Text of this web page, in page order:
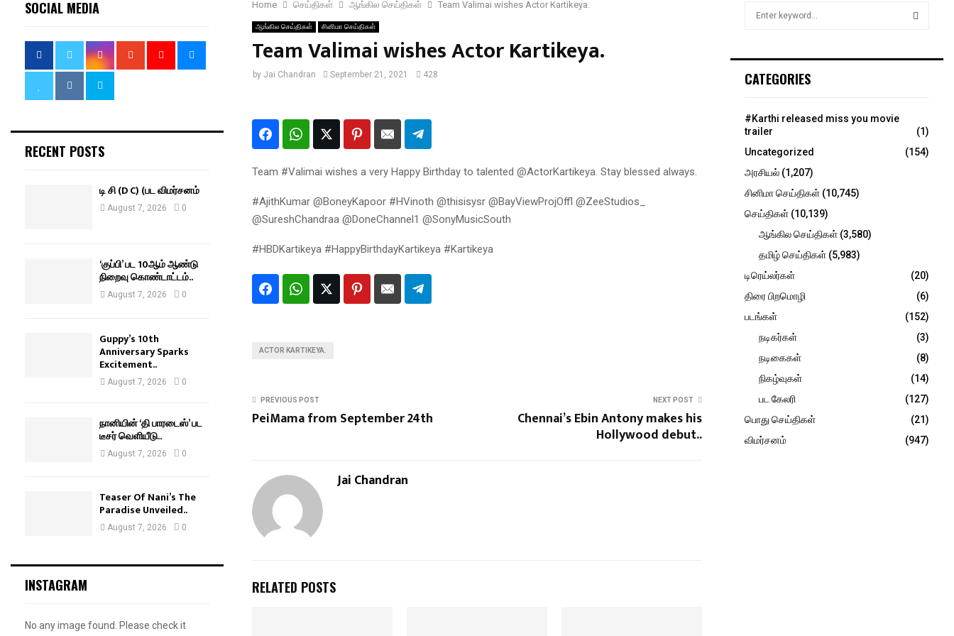
Home செய்திகள் ஆங்கில செய்திகள் Team Valimai wishes Actor Kartikeya.
ஆங்கில செய்திகள் சினிமா செய்திகள்
Team Valimai wishes Actor Kartikeya.
by Jai Chandran September 21, 2021 428
Team #Valimai wishes a very Happy Birthday to talented @ActorKartikeya. Stay blessed always.
#AjithKumar @BoneyKapoor #HVinoth @thisisysr @BayViewProjOffl @ZeeStudios_
@SureshChandraa @DoneChannel1 @SonyMusicSouth
#HBDKartikeya #HappyBirthdayKartikeya #Kartikeya
ACTOR KARTIKEYA.
PREVIOUS POST
PeiMama from September 24th
NEXT POST
Chennai’s Ebin Antony makes his
Hollywood debut..
Jai Chandran
RELATED POSTS
SOCIAL MEDIA
RECENT POSTS
டி சி (D C) (பட விமர்சனம்
August 7, 2026 0
‘குப்பி’ பட 10ஆம் ஆண்டு
நிறைவு கொண்டாட்டம்..
August 7, 2026 0
Guppy’s 10th
Anniversary Sparks
Excitement..
August 7, 2026 0
நானியின் ‘தி பாரடைஸ்’ பட
டீசர் வெளியீடு..
August 7, 2026 0
Teaser Of Nani’s The
Paradise Unveiled..
August 7, 2026 0
INSTAGRAM
No any image found. Please check it
h
o
r
R
C
CATEGORIES
#Karthi released miss you movie
trailer
(1)
Uncategorized
(154)
அரசியல் (1,207)
சினிமா செய்திகள் (10,745)
செய்திகள் (10,139)
ஆங்கில செய்திகள் (3,580)
தமிழ் செய்திகள் (5,983)
டிரெய்லர்கள்
(20)
திரை பிறமொழி
(6)
படங்கள்
(152)
நடிகர்கள்
(3)
நடிகைகள்
(8)
நிகழ்வுகள்
(14)
பட கேலரி
(127)
பொது செய்திகள்
(21)
விமர்சனம்
(947)